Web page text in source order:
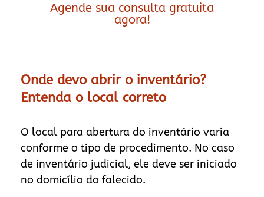
Agende sua consulta gratuita
agora!
Onde devo abrir o inventário?
Entenda o local correto
O local para abertura do inventário varia
conforme o tipo de procedimento. No caso
de inventário judicial, ele deve ser iniciado
no domicílio do falecido.